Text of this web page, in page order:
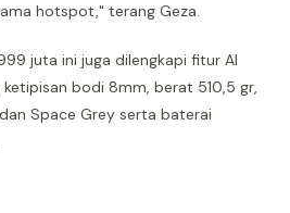
hotspot," terang Geza.
juta ini juga dilengkapi fitur AI
bodi 8mm, berat 510,5 gr,
Space Grey serta baterai